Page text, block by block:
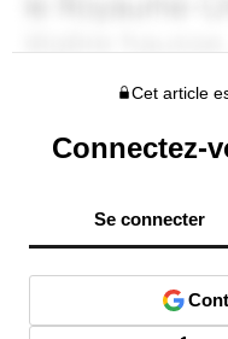
Cet article
Connectez-
Se connecter